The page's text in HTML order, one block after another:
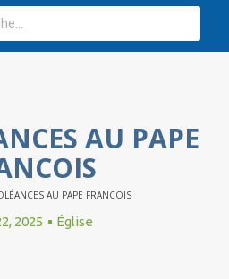
AU PAPE
AU PAPE FRANCOIS
2025 Église